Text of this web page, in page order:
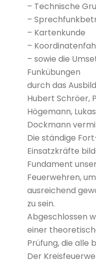
– Technische
–
– Kartenkunde
–
– sowie die
Funkübungen
durch das
Hubert Schröer,
Högemann,
Dockmann
Die ständige
Einsatzkräfte
Fundament
Feuerwehren,
ausreichend
zu sein.
Abgeschlossen
einer
Prüfung, die alle
Der